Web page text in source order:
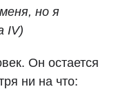
но я
IV)
Он остается
ни на что: